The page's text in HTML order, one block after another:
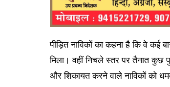
पीड़ित नाविकों का कहना है कि वे कई
मिला। वहीं निचले स्तर पर तैनात कुछ
और शिकायत करने वाले नाविकों को